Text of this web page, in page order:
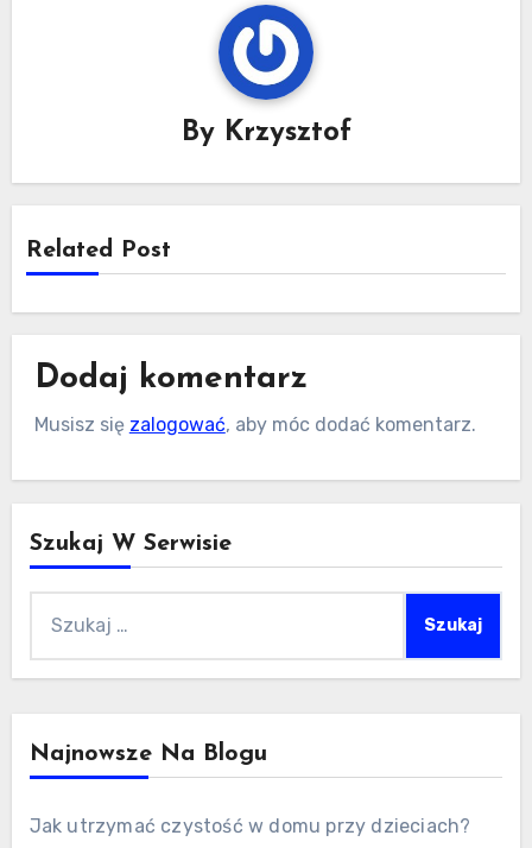
By Krzysztof
Related Post
Dodaj komentarz
Musisz się zalogować, aby móc dodać komentarz.
Szukaj W Serwisie
Najnowsze Na Blogu
Jak utrzymać czystość w domu przy dzieciach?